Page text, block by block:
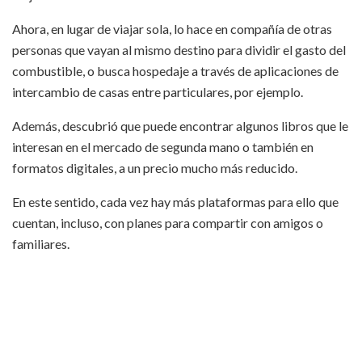
Ahora, en lugar de viajar sola, lo hace en compañía de otras
personas que vayan al mismo destino para dividir el gasto del
combustible, o busca hospedaje a través de aplicaciones de
intercambio de casas entre particulares, por ejemplo.
Además, descubrió que puede encontrar algunos libros que le
interesan en el mercado de segunda mano o también en
formatos digitales, a un precio mucho más reducido.
En este sentido, cada vez hay más plataformas para ello que
cuentan, incluso, con planes para compartir con amigos o
familiares.